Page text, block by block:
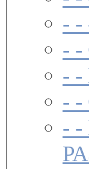
- -
- -
- -
- -
- -